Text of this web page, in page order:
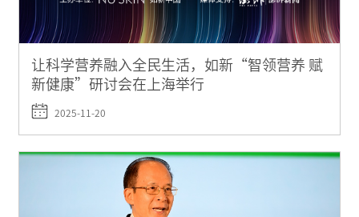
让科学营养融入全民生活，如新“智领营养 赋
新健康”研讨会在上海举行
2025-11-20